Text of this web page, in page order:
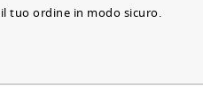
tuo ordine in modo sicuro.